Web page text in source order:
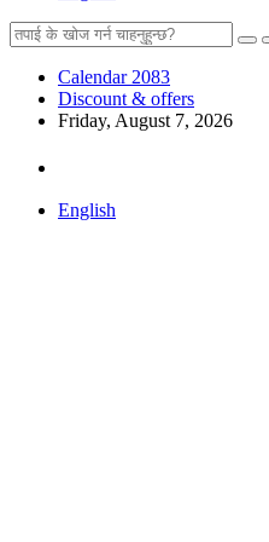
Calendar 2083
Discount & offers
Friday, August 7, 2026
English